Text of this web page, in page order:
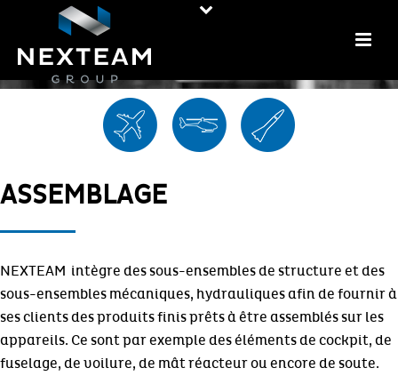
ASSEMBLAGE
NEXTEAM intègre des sous-ensembles de structure et des
sous-ensembles mécaniques, hydrauliques afin de fournir à
ses clients des produits finis prêts à être assemblés sur les
appareils. Ce sont par exemple des éléments de cockpit, de
fuselage, de voilure, de mât réacteur ou encore de soute.